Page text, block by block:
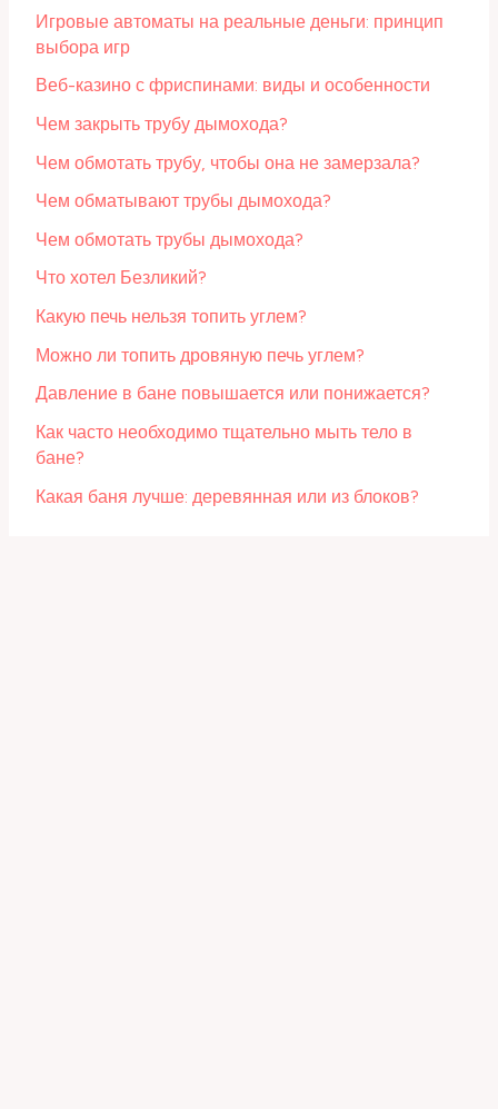
Игровые автоматы на реальные деньги: принцип
выбора игр
Веб-казино с фриспинами: виды и особенности
Чем закрыть трубу дымохода?
Чем обмотать трубу, чтобы она не замерзала?
Чем обматывают трубы дымохода?
Чем обмотать трубы дымохода?
Что хотел Безликий?
Какую печь нельзя топить углем?
Можно ли топить дровяную печь углем?
Давление в бане повышается или понижается?
Как часто необходимо тщательно мыть тело в
бане?
Какая баня лучше: деревянная или из блоков?